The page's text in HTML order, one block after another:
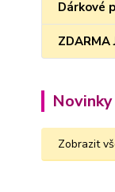
Dárkové
Novinky
Zobrazit